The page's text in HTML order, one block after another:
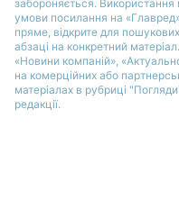
забороняється. Використання
умови посилання на
пряме, відкрите для
абзаці на конкретний
«Новини компаній»,
на комерційних або
матеріалах в рубриці
редакції.